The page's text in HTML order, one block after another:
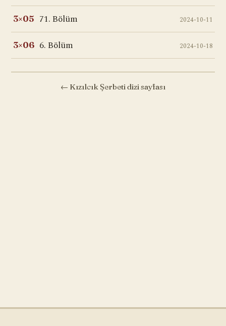
3×05 71. Bölüm 2024-10-11
3×06 6. Bölüm 2024-10-18
← Kızılcık Şerbeti dizi sayfası